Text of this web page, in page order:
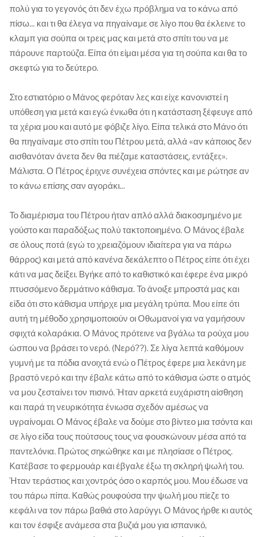
πολύ για το γεγονός ότι δεν έχω πρόβλημα να το κάνω από
πίσω... και τι θα έλεγα να πηγαίναμε σε λίγο που θα έκλεινε το
κλαμπ για σούπα οι τρεις μας και μετά στο σπίτι του να με
πάρουνε παρτούζα. Είπα ότι είμαι μέσα για τη σούπα και θα το
σκεφτώ για το δεύτερο.
Στο εστιατόριο ο Μάνος φερόταν λες και είχε κανονιστεί η
υπόθεση για μετά και εγώ ένιωθα ότι η κατάσταση ξέφευγε από
τα χέρια μου και αυτό με φόβιζε λίγο. Είπα τελικά στο Μάνο ότι
θα πηγαίναμε στο σπίτι του Πέτρου μετά, αλλά «αν κάποιος δεν
αισθανόταν άνετα δεν θα πιέζαμε καταστάσεις, εντάξει;».
Μάλιστα. Ο Πέτρος έριχνε συνέχεια σπόντες και με ρώτησε αν
το κάνω επίσης σαν αγοράκι...
Το διαμέρισμα του Πέτρου ήταν απλό αλλά διακοσμημένο με
γούστο και παραδόξως πολύ τακτοποιημένο. Ο Μάνος έβαλε
σε όλους ποτά (εγώ το χρειαζόμουν ιδιαίτερα για να πάρω
θάρρος) και μετά από κανένα δεκάλεπτο ο Πέτρος είπε ότι έχει
κάτι να μας δείξει. Βγήκε από το καθιστικό και έφερε ένα μικρό
πτυσσόμενο δερμάτινο κάθισμα. Το άνοιξε μπροστά μας και
είδα ότι στο κάθισμα υπήρχε μια μεγάλη τρύπα. Μου είπε ότι
αυτή τη μέθοδο χρησιμοποιούν οι Οθωμανοί για να γαμήσουν
σφιχτά κολαράκια. Ο Μάνος πρότεινε να βγάλω τα ρούχα μου
ώσπου να βράσει το νερό. (Νερό??). Σε λίγα λεπτά καθόμουν
γυμνή με τα πόδια ανοιχτά ενώ ο Πέτρος έφερε μια λεκάνη με
βραστό νερό και την έβαλε κάτω από το κάθισμα ώστε ο ατμός
να μου ζεσταίνει τον πισινό. Ήταν αρκετά ευχάριστη αίσθηση
και παρά τη νευρικότητα ένιωσα σχεδόν αμέσως να
υγραίνομαι. Ο Μάνος έβαλε να δούμε στο βίντεο μια τσόντα και
σε λίγο είδα τους πούτσους τους να φουσκώνουν μέσα από τα
παντελόνια. Πρώτος σηκώθηκε και με πλησίασε ο Πέτρος.
Κατέβασε το φερμουάρ και έβγαλε έξω τη σκληρή ψωλή του.
Ήταν τεράστιος και χοντρός όσο ο καρπός μου. Μου έδωσε να
του πάρω πίπα. Καθώς ρουφούσα την ψωλή μου πίεζε το
κεφάλι να τον πάρω βαθιά στο λαρύγγι. Ο Μάνος ήρθε κι αυτός
και τον έσφιξε ανάμεσα στα βυζιά μου για ισπανικό,